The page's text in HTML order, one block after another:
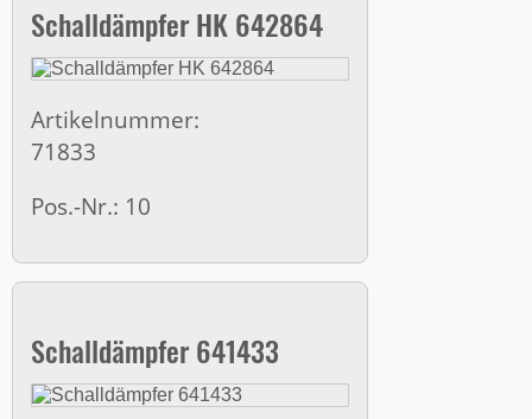
Schalldämpfer HK 642864
Artikelnummer:
71833
Pos.-Nr.: 10
Schalldämpfer 641433